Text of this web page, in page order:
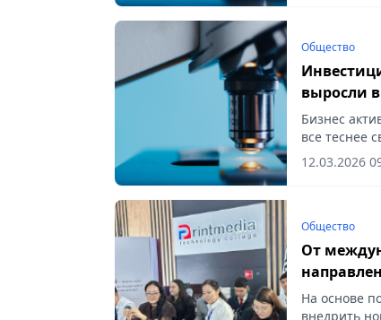
Общество
выросли
Бизнес
все теснее
12.03.2026
Общество
От
На основе
внедрить